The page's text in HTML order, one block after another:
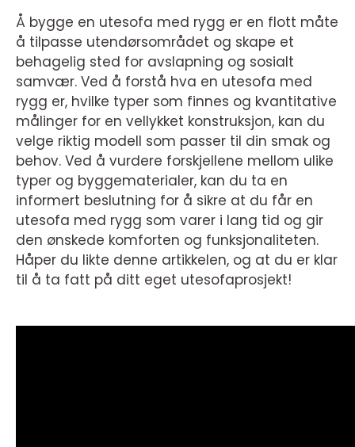
Å bygge en utesofa med rygg er en flott måte
å tilpasse utendørsområdet og skape et
behagelig sted for avslapning og sosialt
samvær. Ved å forstå hva en utesofa med
rygg er, hvilke typer som finnes og kvantitative
målinger for en vellykket konstruksjon, kan du
velge riktig modell som passer til din smak og
behov. Ved å vurdere forskjellene mellom ulike
typer og byggematerialer, kan du ta en
informert beslutning for å sikre at du får en
utesofa med rygg som varer i lang tid og gir
den ønskede komforten og funksjonaliteten.
Håper du likte denne artikkelen, og at du er klar
til å ta fatt på ditt eget utesofaprosjekt!